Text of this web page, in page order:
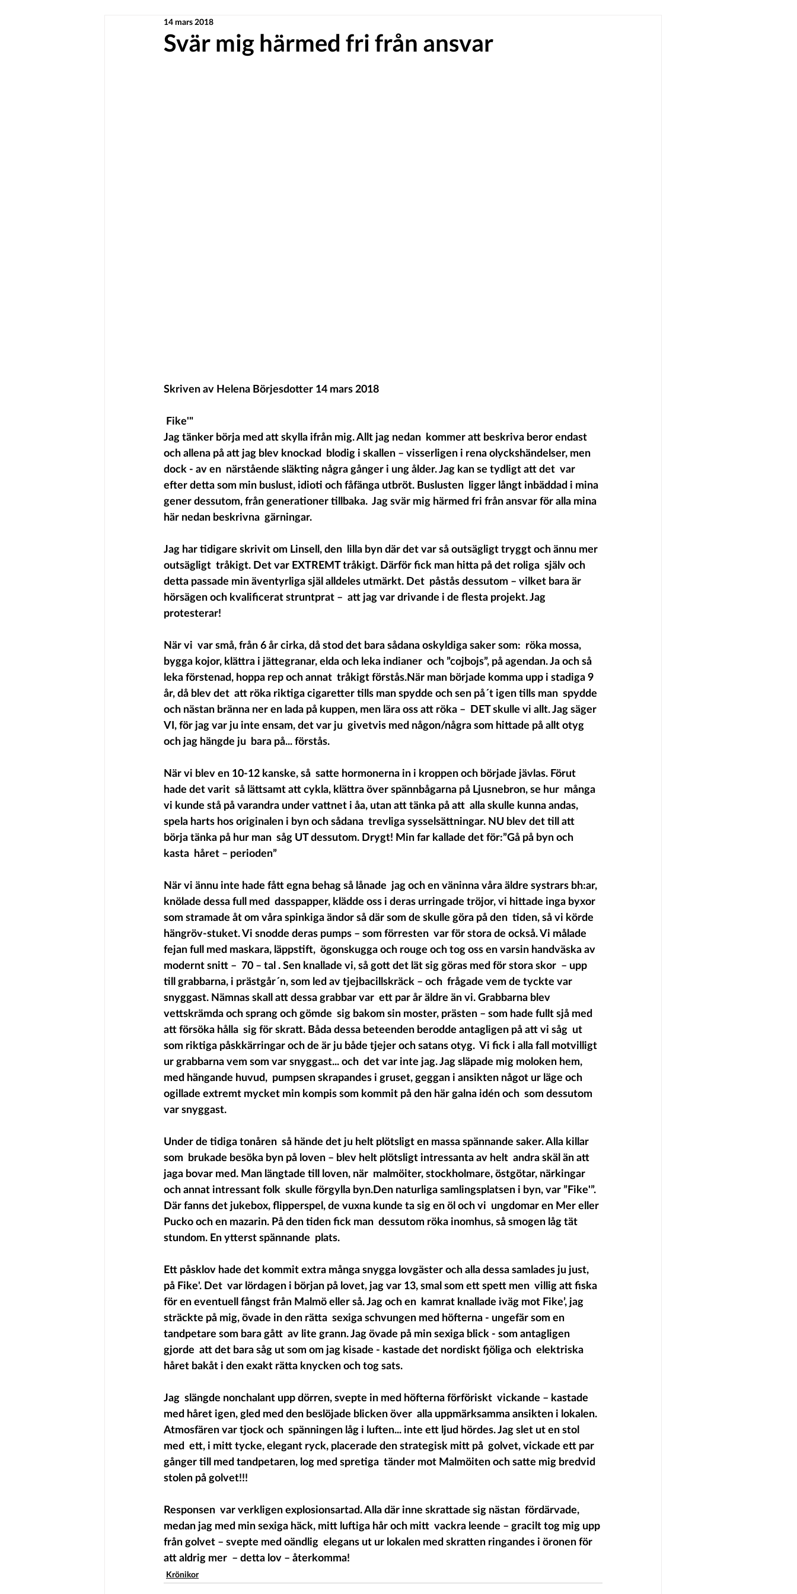
Svär mig härmed fri från ansvar
14 mars 2018
Skriven av Helena Börjesdotter 14 mars 2018
Fike'"
Jag tänker börja med att skylla ifrån mig. Allt jag nedan  kommer att beskriva beror endast
och allena på att jag blev knockad  blodig i skallen – visserligen i rena olyckshändelser, men
dock - av en  närstående släkting några gånger i ung ålder. Jag kan se tydligt att det  var
efter detta som min buslust, idioti och fåfänga utbröt. Buslusten  ligger långt inbäddad i mina
gener dessutom, från generationer tillbaka.  Jag svär mig härmed fri från ansvar för alla mina
här nedan beskrivna  gärningar.
Jag har tidigare skrivit om Linsell, den  lilla byn där det var så outsägligt tryggt och ännu mer
outsägligt  tråkigt. Det var EXTREMT tråkigt. Därför fick man hitta på det roliga  själv och
detta passade min äventyrliga själ alldeles utmärkt. Det  påstås dessutom – vilket bara är
hörsägen och kvalificerat struntprat –  att jag var drivande i de flesta projekt. Jag
protesterar!
När vi  var små, från 6 år cirka, då stod det bara sådana oskyldiga saker som:  röka mossa,
bygga kojor, klättra i jättegranar, elda och leka indianer  och ”cojbojs”, på agendan. Ja och så
leka förstenad, hoppa rep och annat  tråkigt förstås.När man började komma upp i stadiga 9
år, då blev det  att röka riktiga cigaretter tills man spydde och sen på´t igen tills man  spydde
och nästan bränna ner en lada på kuppen, men lära oss att röka –  DET skulle vi allt. Jag säger
VI, för jag var ju inte ensam, det var ju  givetvis med någon/några som hittade på allt otyg
och jag hängde ju  bara på... förstås.
När vi blev en 10-12 kanske, så  satte hormonerna in i kroppen och började jävlas. Förut
hade det varit  så lättsamt att cykla, klättra över spännbågarna på Ljusnebron, se hur  många
vi kunde stå på varandra under vattnet i åa, utan att tänka på att  alla skulle kunna andas,
spela harts hos originalen i byn och sådana  trevliga sysselsättningar. NU blev det till att
börja tänka på hur man  såg UT dessutom. Drygt! Min far kallade det för:”Gå på byn och
kasta  håret – perioden”
När vi ännu inte hade fått egna behag så lånade  jag och en väninna våra äldre systrars bh:ar,
knölade dessa full med  dasspapper, klädde oss i deras urringade tröjor, vi hittade inga byxor
som stramade åt om våra spinkiga ändor så där som de skulle göra på den  tiden, så vi körde
hängröv-stuket. Vi snodde deras pumps – som förresten  var för stora de också. Vi målade
fejan full med maskara, läppstift,  ögonskugga och rouge och tog oss en varsin handväska av
modernt snitt –  70 – tal . Sen knallade vi, så gott det lät sig göras med för stora skor  – upp
till grabbarna, i prästgår´n, som led av tjejbacillskräck – och  frågade vem de tyckte var
snyggast. Nämnas skall att dessa grabbar var  ett par år äldre än vi. Grabbarna blev
vettskrämda och sprang och gömde  sig bakom sin moster, prästen – som hade fullt sjå med
att försöka hålla  sig för skratt. Båda dessa beteenden berodde antagligen på att vi såg  ut
som riktiga påskkärringar och de är ju både tjejer och satans otyg.  Vi fick i alla fall motvilligt
ur grabbarna vem som var snyggast... och  det var inte jag. Jag släpade mig moloken hem,
med hängande huvud,  pumpsen skrapandes i gruset, geggan i ansikten något ur läge och
ogillade extremt mycket min kompis som kommit på den här galna idén och  som dessutom
var snyggast.
Under de tidiga tonåren  så hände det ju helt plötsligt en massa spännande saker. Alla killar
som  brukade besöka byn på loven – blev helt plötsligt intressanta av helt  andra skäl än att
jaga bovar med. Man längtade till loven, när  malmöiter, stockholmare, östgötar, närkingar
och annat intressant folk  skulle förgylla byn.Den naturliga samlingsplatsen i byn, var ”Fike'”.
Där fanns det jukebox, flipperspel, de vuxna kunde ta sig en öl och vi  ungdomar en Mer eller
Pucko och en mazarin. På den tiden fick man  dessutom röka inomhus, så smogen låg tät
stundom. En ytterst spännande  plats.
Ett påsklov hade det kommit extra många snygga lovgäster och alla dessa samlades ju just,
på Fike'. Det  var lördagen i början på lovet, jag var 13, smal som ett spett men  villig att fiska
för en eventuell fångst från Malmö eller så. Jag och en  kamrat knallade iväg mot Fike’, jag
sträckte på mig, övade in den rätta  sexiga schvungen med höfterna - ungefär som en
tandpetare som bara gått  av lite grann. Jag övade på min sexiga blick - som antagligen
gjorde  att det bara såg ut som om jag kisade - kastade det nordiskt fjöliga och  elektriska
håret bakåt i den exakt rätta knycken och tog sats.
Jag  slängde nonchalant upp dörren, svepte in med höfterna förföriskt  vickande – kastade
med håret igen, gled med den beslöjade blicken över  alla uppmärksamma ansikten i lokalen.
Atmosfären var tjock och  spänningen låg i luften... inte ett ljud hördes. Jag slet ut en stol
med  ett, i mitt tycke, elegant ryck, placerade den strategisk mitt på  golvet, vickade ett par
gånger till med tandpetaren, log med spretiga  tänder mot Malmöiten och satte mig bredvid
stolen på golvet!!!
Responsen  var verkligen explosionsartad. Alla där inne skrattade sig nästan  fördärvade,
medan jag med min sexiga häck, mitt luftiga hår och mitt  vackra leende – gracilt tog mig upp
från golvet – svepte med oändlig  elegans ut ur lokalen med skratten ringandes i öronen för
att aldrig mer  – detta lov – återkomma!
Krönikor